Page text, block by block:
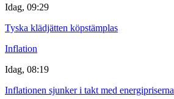
Idag, 09:29
Tyska klädjätten köpstämplas
Inflation
Idag, 08:19
Inflationen sjunker i takt med energipriserna